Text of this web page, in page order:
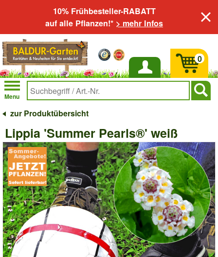
10% Frühbesteller-RABATT
auf alle Pflanzen!* > mehr Infos
Anmelden
Menu
0
zur Produktübersicht
Lippia 'Summer Pearls®' weiß